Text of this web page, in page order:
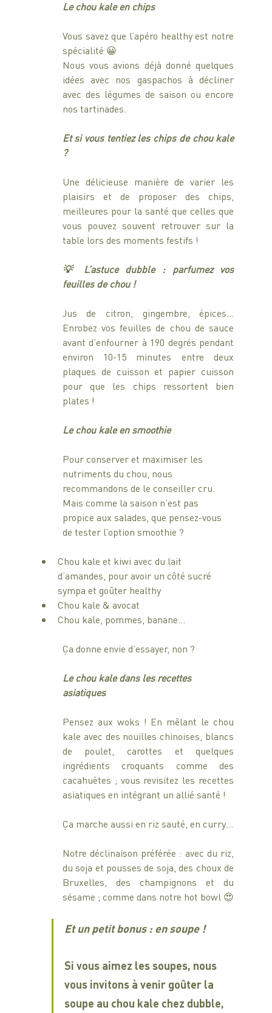
Le chou kale en chips
Vous savez que l’apéro healthy est notre
spécialité 😀
Nous vous avions déjà donné quelques
idées avec nos gaspachos à décliner
avec des légumes de saison ou encore
nos tartinades.
Et si vous tentiez les chips de chou kale
?
Une délicieuse manière de varier les
plaisirs et de proposer des chips,
meilleures pour la santé que celles que
vous pouvez souvent retrouver sur la
table lors des moments festifs !
💡 L’astuce dubble : parfumez vos
feuilles de chou !
Jus de citron, gingembre, épices…
Enrobez vos feuilles de chou de sauce
avant d’enfourner à 190 degrés pendant
environ 10-15 minutes entre deux
plaques de cuisson et papier cuisson
pour que les chips ressortent bien
plates !
Le chou kale en smoothie
Pour conserver et maximiser les
nutriments du chou, nous
recommandons de le conseiller cru.
Mais comme la saison n’est pas
propice aux salades, que pensez-vous
de tester l’option smoothie ?
Chou kale et kiwi avec du lait
d’amandes, pour avoir un côté sucré
sympa et goûter healthy
Chou kale & avocat
Chou kale, pommes, banane…
Ça donne envie d’essayer, non ?
Le chou kale dans les recettes
asiatiques
Pensez aux woks ! En mêlant le chou
kale avec des nouilles chinoises, blancs
de poulet, carottes et quelques
ingrédients croquants comme des
cacahuètes ; vous revisitez les recettes
asiatiques en intégrant un allié santé !
Ça marche aussi en riz sauté, en curry…
Notre déclinaison préférée : avec du riz,
du soja et pousses de soja, des choux de
Bruxelles, des champignons et du
sésame ; comme dans notre hot bowl 😍
Et un petit bonus : en soupe !
Si vous aimez les soupes, nous
vous invitons à venir goûter la
soupe au chou kale chez dubble,